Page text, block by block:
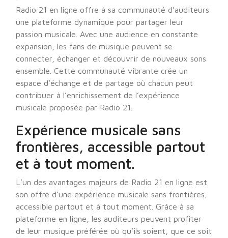
Radio 21 en ligne offre à sa communauté d’auditeurs
une plateforme dynamique pour partager leur
passion musicale. Avec une audience en constante
expansion, les fans de musique peuvent se
connecter, échanger et découvrir de nouveaux sons
ensemble. Cette communauté vibrante crée un
espace d’échange et de partage où chacun peut
contribuer à l’enrichissement de l’expérience
musicale proposée par Radio 21.
Expérience musicale sans
frontières, accessible partout
et à tout moment.
L’un des avantages majeurs de Radio 21 en ligne est
son offre d’une expérience musicale sans frontières,
accessible partout et à tout moment. Grâce à sa
plateforme en ligne, les auditeurs peuvent profiter
de leur musique préférée où qu’ils soient, que ce soit